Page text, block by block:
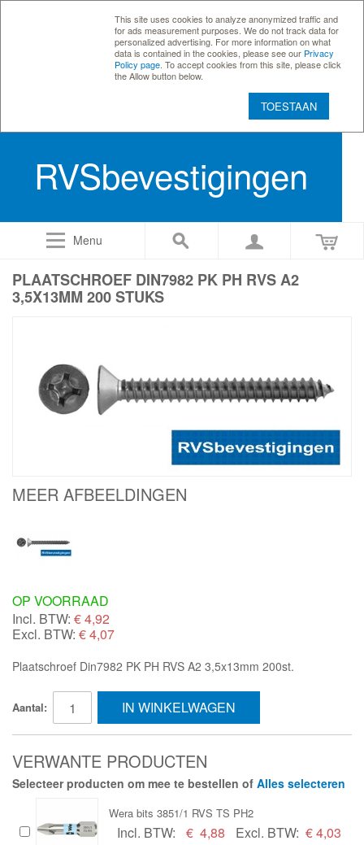
This site uses cookies to analyze anonymized traffic and
for ads measurement purposes. We do not track data for
personalized advertising. For more information on what
data is contained in the cookies, please see our Privacy
Policy page . To accept cookies from this site, please click
the Allow button below.
TOESTAAN
RVSbevestigingen
Menu
PLAATSCHROEF DIN7982 PK PH RVS A2
3,5X13MM 200 STUKS
MEER AFBEELDINGEN
OP VOORRAAD
Incl. BTW: €4,92
Excl. BTW: € 4,07
Plaatschroef Din7982 PK PH RVS A2 3,5x13mm 200st.
Aantal: IN WINKELWAGEN
VERWANTE PRODUCTEN
Selecteer producten om mee te bestellen of Alles selecteren
Wera bits 3851/1 RVS TS PH2
Incl. BTW: € 4,88 Excl. BTW: € 4,03